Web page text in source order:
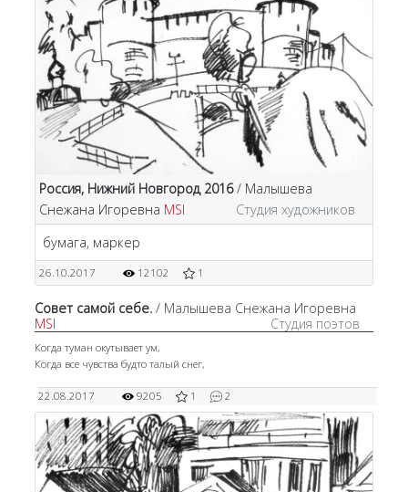
Россия, Нижний Новгород 2016/ Малышева
Снежана Игоревна MSI
Студия художников
бумага, маркер
26.10.2017 12102 1
Совет самой себе. / Малышева Снежана Игоревна
MSI
Студия поэтов
Когда туман окутывает ум,
Когда все чувства будто талый снег,
22.08.2017 9205 1 2